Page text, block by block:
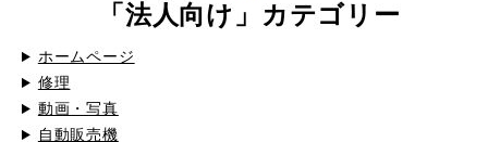
「法人向け」カテゴリー
ホームページ
修理
動画・写真
自動販売機